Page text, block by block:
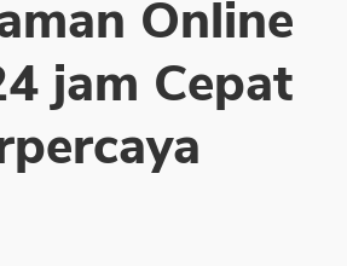
Online
jam Cepat